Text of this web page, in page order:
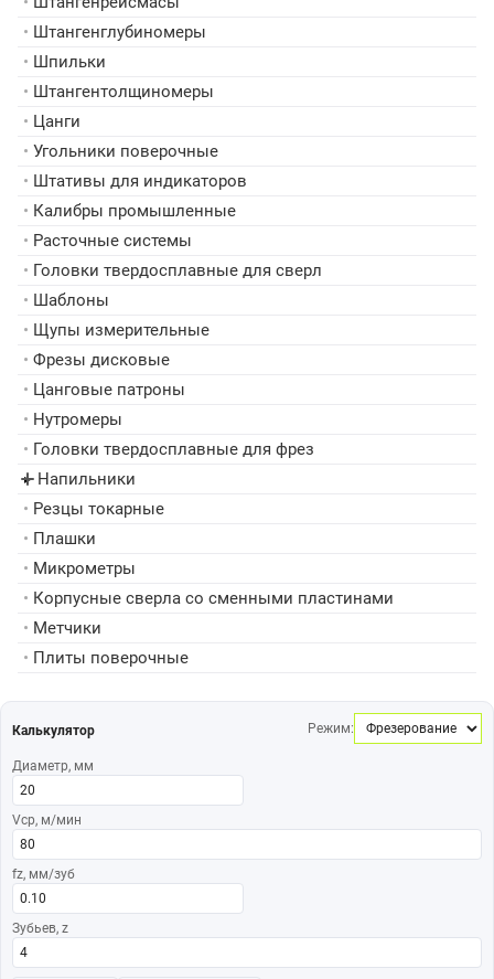
• Штангенглубиномеры
• Шпильки
• Штангентолщиномеры
• Цанги
• Угольники поверочные
• Штативы для индикаторов
• Калибры промышленные
• Расточные системы
• Головки твердосплавные для сверл
• Шаблоны
• Щупы измерительные
• Фрезы дисковые
• Цанговые патроны
• Нутромеры
• Головки твердосплавные для фрез
▸ Напильники
• Резцы токарные
• Плашки
• Микрометры
• Корпусные сверла со сменными пластинами
• Метчики
• Плиты поверочные
Калькулятор Режим:
Диаметр, мм
Vср, м/мин
fz, мм/зуб
Зубьев, z